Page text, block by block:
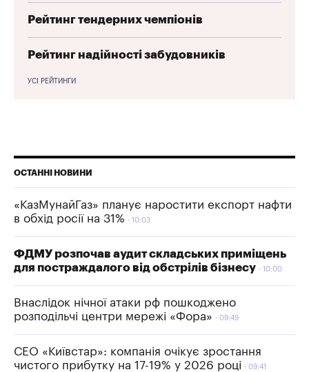
Рейтинг тендерних чемпіонів
Рейтинг надійності забудовників
УСІ РЕЙТИНГИ
ОСТАННІ НОВИНИ
«КазМунайГаз» планує наростити експорт нафти
в обхід росії на 31%
10:03
ФДМУ розпочав аудит складських приміщень
для постраждалого від обстрілів бізнесу
10:00
Внаслідок нічної атаки рф пошкоджено
розподільчі центри мережі «Фора»
09:49
СЕО «Київстар»: компанія очікує зростання
чистого прибутку на 17-19% у 2026 році
09:41